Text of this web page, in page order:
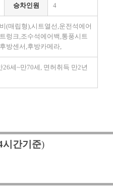
승차인원 4
(매립형),시트열선,운전석에어
렁크,조수석에어백,통풍시트
방센서,후방카메라,
26세~만70세, 면허취득 만2년
시간기준)